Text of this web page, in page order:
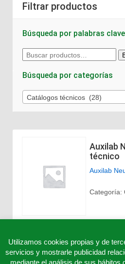
Filtrar productos
Búsqueda por palabras clave
Buscar
por:
Búsqueda por categorías
Catálogos técnicos (28)
Auxilab
técnico
Auxilab
Categoría:
Utilizamos cookies propias y de
servicios y mostrarle publicidad
mediante el análisis de sus hábitos